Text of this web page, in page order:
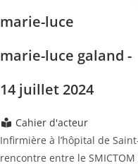
marie-luce
marie-luce galand -
14 juillet 2024
Cahier d'acteur
Infirmière à l’hôpital de
rencontre entre le